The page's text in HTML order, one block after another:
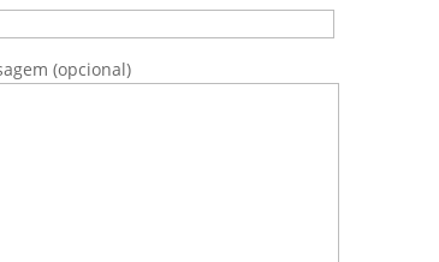
(opcional)